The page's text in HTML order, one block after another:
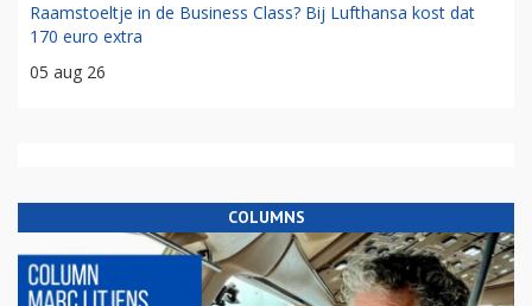
Raamstoeltje in de Business Class? Bij Lufthansa kost dat
170 euro extra
05 aug 26
COLUMNS